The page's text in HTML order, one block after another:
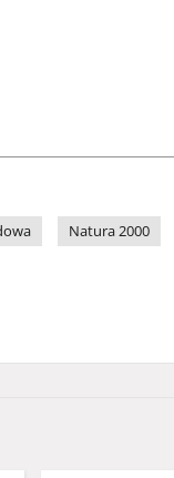
Natura 2000